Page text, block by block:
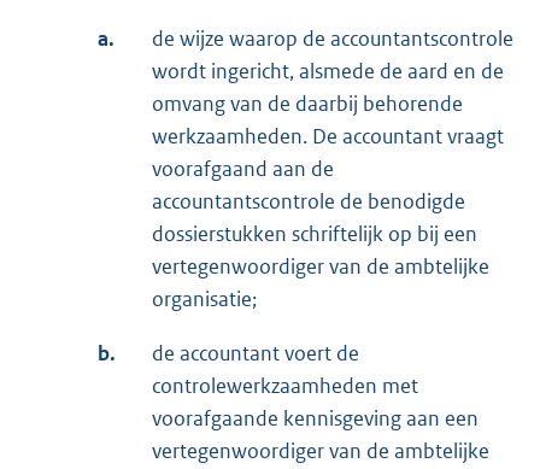
a.
de wijze waarop de accountantscontrole
wordt ingericht, alsmede de aard en de
omvang van de daarbij behorende
werkzaamheden. De accountant vraagt
voorafgaand aan de
accountantscontrole de benodigde
dossierstukken schriftelijk op bij een
vertegenwoordiger van de ambtelijke
organisatie;
b.
de accountant voert de
controlewerkzaamheden met
voorafgaande kennisgeving aan een
vertegenwoordiger van de ambtelijke